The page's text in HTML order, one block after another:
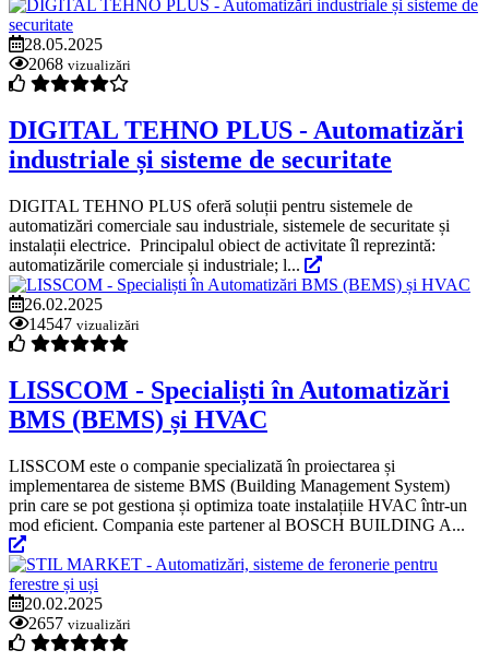
28.05.2025
2068 vizualizări
DIGITAL TEHNO PLUS - Automatizări
industriale și sisteme de securitate
DIGITAL TEHNO PLUS oferă soluții pentru sistemele de
automatizări comerciale sau industriale, sistemele de securitate și
instalații electrice. Principalul obiect de activitate îl reprezintă:
automatizările comerciale și industriale; l...
26.02.2025
14547 vizualizări
LISSCOM - Specialiști în Automatizări
BMS (BEMS) și HVAC
LISSCOM este o companie specializată în proiectarea și
implementarea de sisteme BMS (Building Management System)
prin care se pot gestiona și optimiza toate instalațiile HVAC într-un
mod eficient. Compania este partener al BOSCH BUILDING A...
20.02.2025
2657 vizualizări